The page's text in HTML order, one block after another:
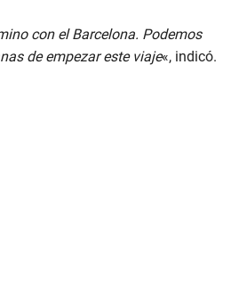
con el Barcelona. Podemos
de empezar este viaje«, indicó.